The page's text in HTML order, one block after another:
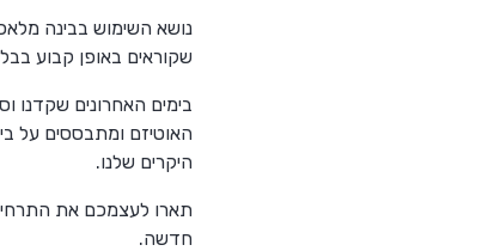
נושא השימוש בבינה
שקוראים באופן קבוע
בימים האחרונים שקדנו
האוטיזם ומתבססים על
היקרים שלנו.
תארו לעצמכם את
חדשה.